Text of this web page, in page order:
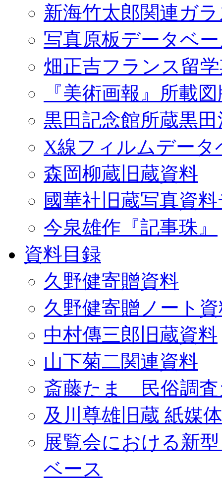
新海竹太郎関連ガ
写真原板データベ
畑正吉フランス留
『美術画報』所載
黒田記念館所蔵黒
X線フィルムデータ
森岡柳蔵旧蔵資料
國華社旧蔵写真資
今泉雄作『記事珠』
資料目録
久野健寄贈資料
久野健寄贈ノート
中村傳三郎旧蔵資料
山下菊二関連資料
斎藤たま 民俗調査
及川尊雄旧蔵 紙媒
展覧会における新
ベース